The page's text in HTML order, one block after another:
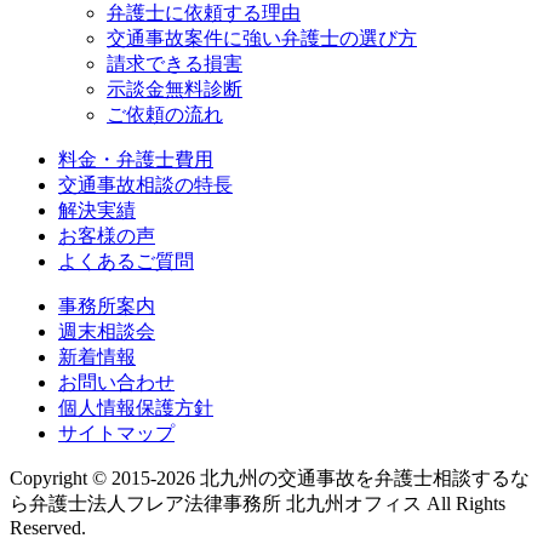
弁護士に依頼する理由
交通事故案件に強い弁護士の選び方
請求できる損害
示談金無料診断
ご依頼の流れ
料金・弁護士費用
交通事故相談の特長
解決実績
お客様の声
よくあるご質問
事務所案内
週末相談会
新着情報
お問い合わせ
個人情報保護方針
サイトマップ
Copyright © 2015-2026 北九州の交通事故を弁護士相談するな
ら弁護士法人フレア法律事務所 北九州オフィス All Rights
Reserved.